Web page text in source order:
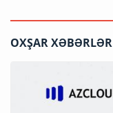
OXŞAR XƏBƏRLƏR